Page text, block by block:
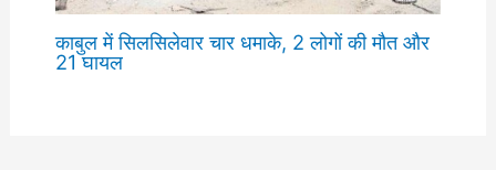
काबुल में सिलसिलेवार चार धमाके, 2 लोगों की मौत और
21 घायल